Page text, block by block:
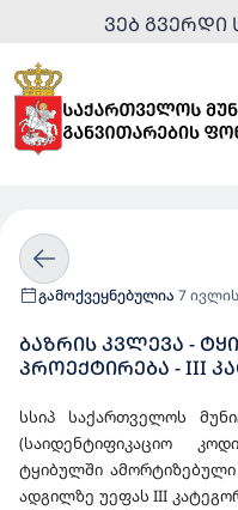
ᲕᲔᲑ ᲒᲕᲔᲠᲓᲘ
გამოქვეყნებულია 7
ᲑᲐᲖᲠᲘᲡ ᲙᲕᲚᲔᲕᲐ -
ᲞᲠᲝᲔᲥᲢᲘᲠᲔᲑᲐ - III
სსიპ საქართველოს
(საიდენტიფიკაციო
ტყიბულში
ადგილზე უეფას III